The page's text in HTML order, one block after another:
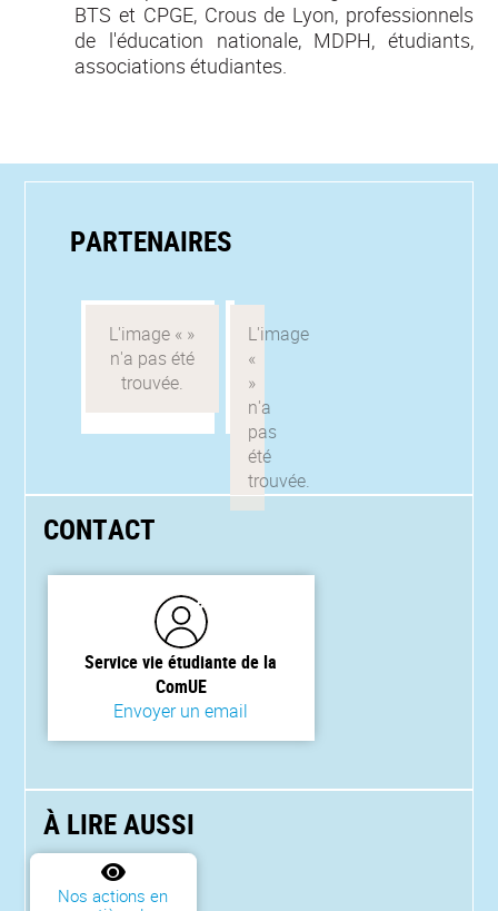
BTS et CPGE, Crous de Lyon, professionnels
de l'éducation nationale, MDPH, étudiants,
associations étudiantes.
PARTENAIRES
CONTACT
Service vie étudiante de la
ComUE
Envoyer un email
À LIRE AUSSI
Nos actions en